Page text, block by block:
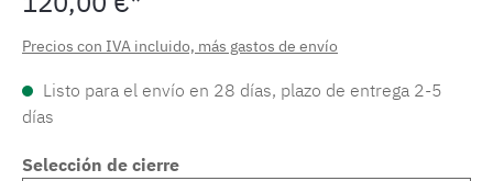
Precios con IVA incluido, más gastos de envío
Listo para el envío en 28 días, plazo de entrega 2-5
días
Selección de cierre